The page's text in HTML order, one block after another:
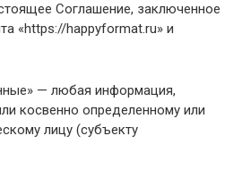
Соглашение, заключенное
«https://happyformat.ru» и
— любая информация,
косвенно определенному или
лицу (субъекту